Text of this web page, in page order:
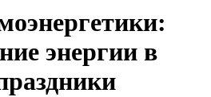
энергии в